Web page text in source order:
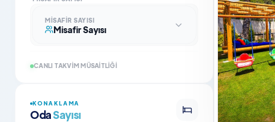
MISAFIR SAYISI
Misafir Sayısı
CANLI TAKVIM MÜSAITLIĞI
KONAKLAMA
OdaSayısı